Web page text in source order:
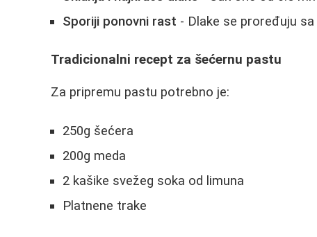
Sporiji ponovni rast - Dlake se proređuju
Tradicionalni recept za šećernu pastu
Za pripremu pastu potrebno je:
250g šećera
200g meda
2 kašike svežeg soka od limuna
Platnene trake